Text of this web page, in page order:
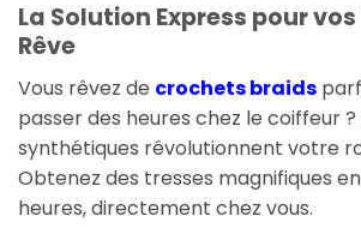
La Solution Express pour
Rêve
Vous rêvez de crochets braids
passer des heures chez le coiffeur ?
synthétiques révolutionnent votre
Obtenez des tresses magnifiques
heures, directement chez vous.